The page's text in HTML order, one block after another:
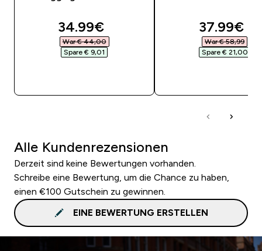
discounted price
34.99€‎
War € 44,00‎
Spare € 9,01‎
37.99€‎
War € 58,99‎
Spare € 21,00‎
Alle Kundenrezensionen
Derzeit sind keine Bewertungen vorhanden.
Schreibe eine Bewertung, um die Chance zu haben,
einen €100 Gutschein zu gewinnen.
EINE BEWERTUNG ERSTELLEN